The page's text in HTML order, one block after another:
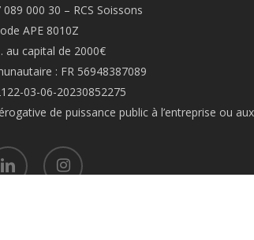
000 30 – RCS Soissons
APE 8010Z
au capital de 2000€
: FR 56948387089
03-06-20230852275
de puissance public à l’entreprise ou
instagram